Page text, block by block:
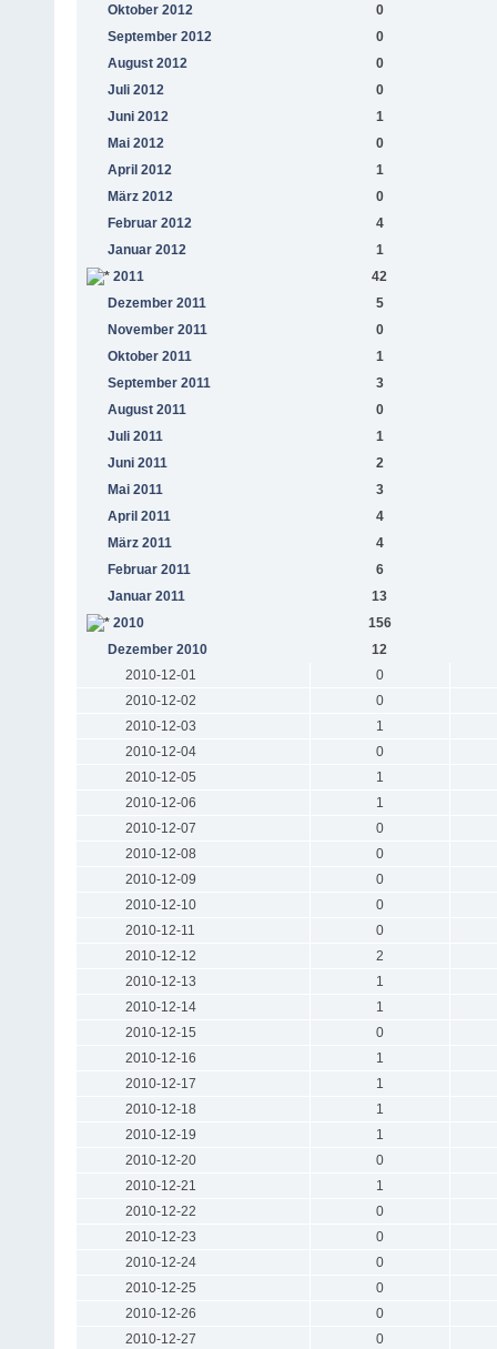
Oktober 2012
0
September 2012
0
August 2012
0
Juli 2012
0
Juni 2012
1
Mai 2012
0
April 2012
1
März 2012
0
Februar 2012
4
Januar 2012
1
2011
42
Dezember 2011
5
November 2011
0
Oktober 2011
1
September 2011
3
August 2011
0
Juli 2011
1
Juni 2011
2
Mai 2011
3
April 2011
4
März 2011
4
Februar 2011
6
Januar 2011
13
2010
156
Dezember 2010
12
2010-12-01
0
2010-12-02
0
2010-12-03
1
2010-12-04
0
2010-12-05
1
2010-12-06
1
2010-12-07
0
2010-12-08
0
2010-12-09
0
2010-12-10
0
2010-12-11
0
2010-12-12
2
2010-12-13
1
2010-12-14
1
2010-12-15
0
2010-12-16
1
2010-12-17
1
2010-12-18
1
2010-12-19
1
2010-12-20
0
2010-12-21
1
2010-12-22
0
2010-12-23
0
2010-12-24
0
2010-12-25
0
2010-12-26
0
2010-12-27
0